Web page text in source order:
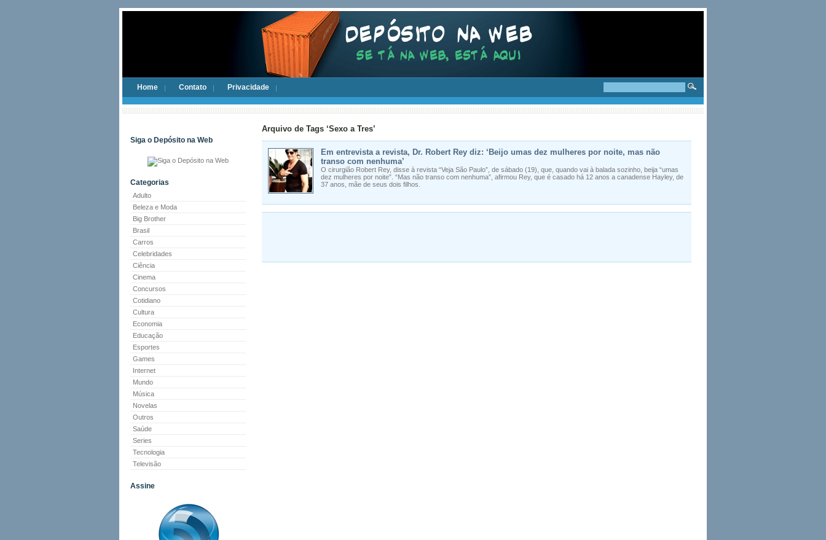
Home Contato Privacidade
Siga o Depósito na Web
Categorias
Adulto
Beleza e Moda
Big Brother
Brasil
Carros
Celebridades
Ciência
Cinema
Concursos
Cotidiano
Cultura
Economia
Educação
Esportes
Games
Internet
Mundo
Música
Novelas
Outros
Saúde
Series
Tecnologia
Televisão
Assine
Arquivo de Tags ‘Sexo a Tres’
Em entrevista a revista, Dr. Robert Rey diz: ‘Beijo umas dez mulheres por noite, mas não
transo com nenhuma’
O cirurgião Robert Rey, disse à revista “Veja São Paulo”, de sábado (19), que, quando vai à balada sozinho, beija “umas
dez mulheres por noite”. “Mas não transo com nenhuma”, afirmou Rey, que é casado há 12 anos a canadense Hayley, de
37 anos, mãe de seus dois filhos.